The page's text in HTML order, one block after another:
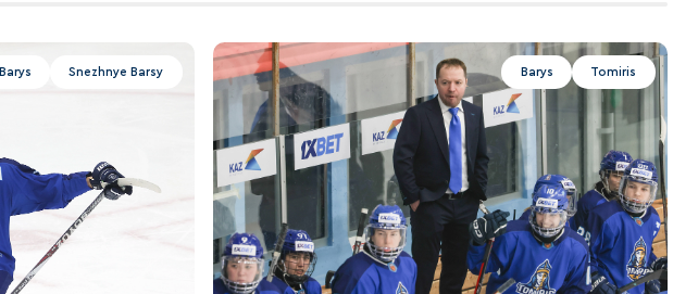
Barys Snezhnye Barsy Barys Tomiris